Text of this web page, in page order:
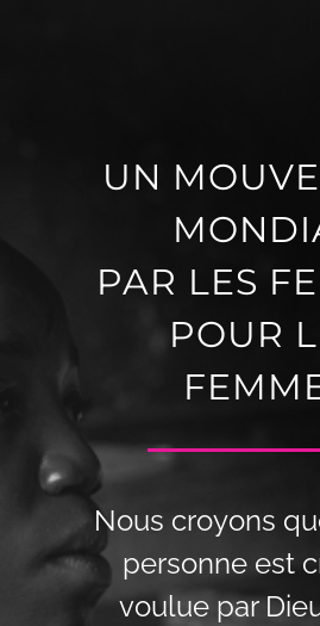
UN
PAR LES
POUR
Nous croyons
personne est
voulue par